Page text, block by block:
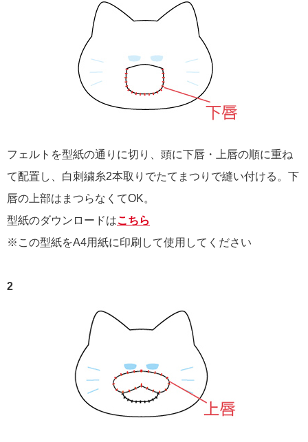
フェルトを型紙の通りに切り、頭に下唇・上唇の順に重ね
て配置し、白刺繍糸2本取りでたてまつりで縫い付ける。下
唇の上部はまつらなくてOK。
型紙のダウンロードはこちら
※この型紙をA4用紙に印刷して使用してください
2